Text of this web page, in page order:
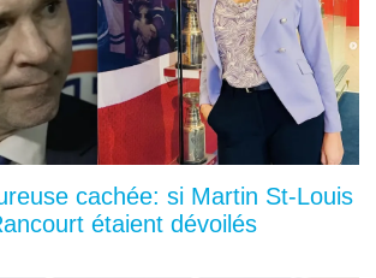
cachée: si Martin St-Louis
étaient dévoilés